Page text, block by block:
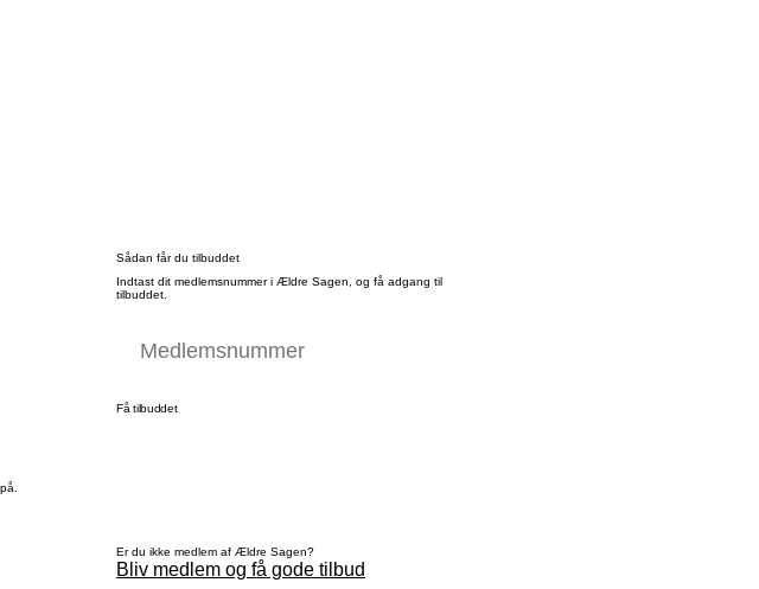
Sådan får du tilbuddet
Indtast dit medlemsnummer i Ældre Sagen, og få adgang til
tilbuddet.
Få tilbuddet
Er du ikke medlem af Ældre Sagen?
Bliv medlem og få gode tilbud